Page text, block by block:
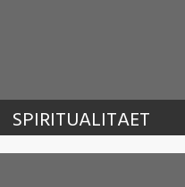
SPIRITUALITAET